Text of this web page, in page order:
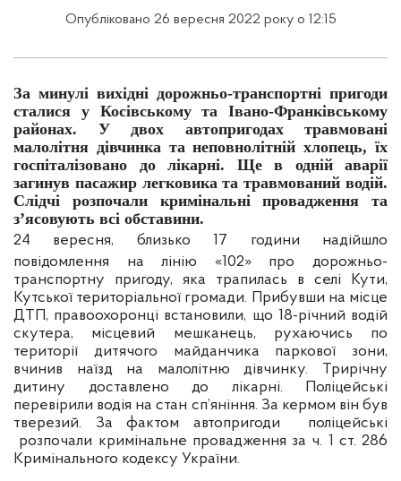
Опубліковано 26 вересня 2022 року о 12:15
За минулі вихідні дорожньо-транспортні пригоди
сталися у Косівському та Івано-Франківському
районах. У двох автопригодах травмовані
малолітня дівчинка та неповнолітній хлопець, їх
госпіталізовано до лікарні. Ще в одній аварії
загинув пасажир легковика та травмований водій.
Слідчі розпочали кримінальні провадження та
з’ясовують всі обставини.
24 вересня, близько 17 години надійшло
повідомлення на лінію «102» про дорожньо-
транспортну пригоду, яка трапилась в селі Кути,
Кутської територіальної громади. Прибувши на місце
ДТП, правоохоронці встановили, що 18-річний водій
скутера, місцевий мешканець, рухаючись по
території дитячого майданчика паркової зони,
вчинив наїзд на малолітню дівчинку. Трирічну
дитину доставлено до лікарні. Поліцейські
перевірили водія на стан сп’яніння. За кермом він був
тверезий. За фактом автопригоди поліцейські
розпочали кримінальне провадження за ч. 1 ст. 286
Кримінального кодексу України.